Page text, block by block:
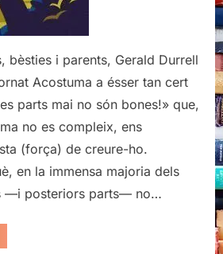
bèsties i parents, Gerald Durrell
Acostuma a ésser tan cert
parts mai no són bones!» que,
no es compleix, ens
(força) de creure-ho.
en la immensa majoria dels
—i posteriors parts— no…